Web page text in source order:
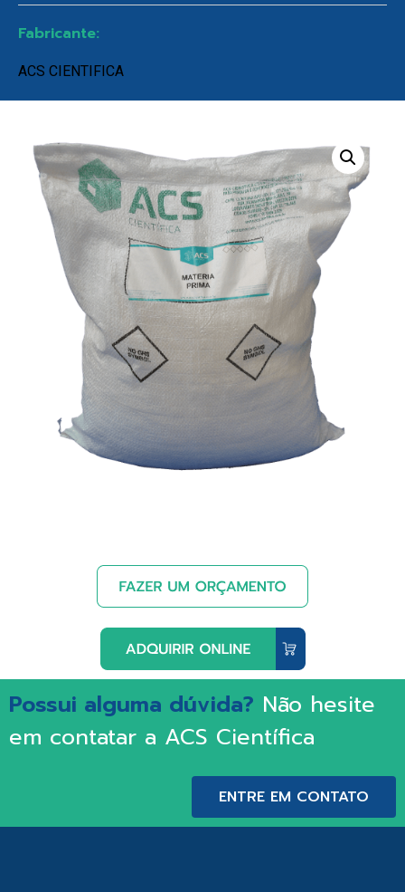
Fabricante:
ACS CIENTIFICA
Possui alguma dúvida? Não hesite
em contatar a ACS Científica
ENTRE EM CONTATO